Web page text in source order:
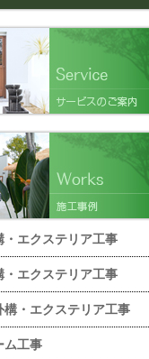
・エクステリア工事
・エクステリア工事
構・エクステリア工事
ム工事